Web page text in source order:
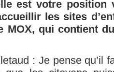
est votre position
les sites
MOX, qui contient
: Je pense qu’il